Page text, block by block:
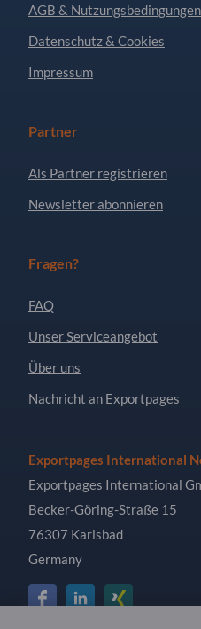
AGB & Nutzungsbedingungen
Datenschutz & Cookies
Impressum
Partner
Als Partner registrieren
Newsletter abonnieren
Fragen?
FAQ
Unser Serviceangebot
Über uns
Nachricht an Exportpages
Exportpages International
Exportpages International
Becker-Göring-Straße 15
76307 Karlsbad
Germany